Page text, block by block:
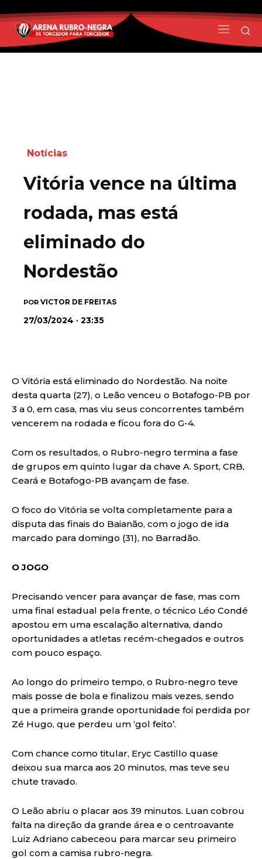
Notícias
Vitória vence na última
rodada, mas está
eliminado do
Nordestão
POR VICTOR DE FREITAS
27/03/2024 · 23:35
O Vitória está eliminado do Nordestão. Na noite
desta quarta (27), o Leão venceu o Botafogo-PB por
3 a 0, em casa, mas viu seus concorrentes também
vencerem na rodada e ficou fora do G-4.
Com os resultados, o Rubro-negro termina a fase
de grupos em quinto lugar da chave A. Sport, CRB,
Ceará e Botafogo-PB avançam de fase.
O foco do Vitória se volta completamente para a
disputa das finais do Baianão, com o jogo de ida
marcado para domingo (31), no Barradão.
O JOGO
Precisando vencer para avançar de fase, mas com
uma final estadual pela frente, o técnico Léo Condé
apostou em uma escalação alternativa, dando
oportunidades a atletas recém-chegados e outros
com pouco espaço.
Ao longo do primeiro tempo, o Rubro-negro teve
mais posse de bola e finalizou mais vezes, sendo
que a primeira grande oportunidade foi perdida por
Zé Hugo, que perdeu um ‘gol feito’.
Com chance como titular, Eryc Castillo quase
deixou sua marca aos 20 minutos, mas teve seu
chute travado.
O Leão abriu o placar aos 39 minutos. Luan cobrou
falta na direção da grande área e o centroavante
Luiz Adriano cabeceou para marcar seu primeiro
gol com a camisa rubro-negra.